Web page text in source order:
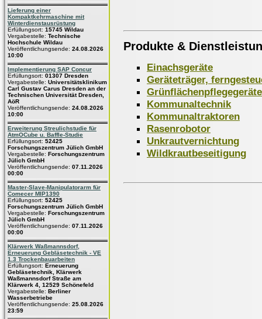
Lieferung einer
Kompaktkehrmaschine mit
Winterdienstausrüstung
Erfüllungsort: 15745 Wildau
Vergabestelle: Technische
Hochschule Wildau
Veröffentlichungsende: 24.08.2026
10:00
Implementierung SAP Concur
Erfüllungsort: 01307 Dresden
Vergabestelle: Universitätsklinikum
Carl Gustav Carus Dresden an der
Technischen Universität Dresden,
AöR
Veröffentlichungsende: 24.08.2026
10:00
Erweiterung Streulichstudie für
AtmOCube u. Baffle-Studie
Erfüllungsort: 52425
Forschungszentrum Jülich GmbH
Vergabestelle: Forschungszentrum
Jülich GmbH
Veröffentlichungsende: 07.11.2026
00:00
Master-Slave-Manipulatorarm für
Comecer MIP1390
Erfüllungsort: 52425
Forschungszentrum Jülich GmbH
Vergabestelle: Forschungszentrum
Jülich GmbH
Veröffentlichungsende: 07.11.2026
00:00
Klärwerk Waßmannsdorf,
Erneuerung Gebläsetechnik - VE
1.3 Trockenbauarbeiten
Erfüllungsort: Erneuerung
Gebläsetechnik, Klärwerk
Waßmannsdorf Straße am
Klärwerk 4, 12529 Schönefeld
Vergabestelle: Berliner
Wasserbetriebe
Veröffentlichungsende: 25.08.2026
23:59
Produkte &
Einachsgeräte
Geräteträger,
Grünflächenpflegegeräte
Kommunaltechnik
Kommunaltraktoren
Rasenrobotor
Unkrautvernichtung
Wildkrautbeseitigung